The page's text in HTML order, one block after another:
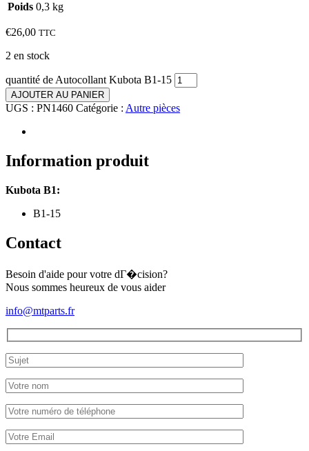
Poids 0,3 kg
€26,00 TTC
2 en stock
quantité de Autocollant Kubota B1-15
AJOUTER AU PANIER
UGS : PN1460 Catégorie : Autre pièces
Information produit
Kubota B1:
B1-15
Contact
Besoin d'aide pour votre dГ�cision?
Nous sommes heureux de vous aider
info@mtparts.fr